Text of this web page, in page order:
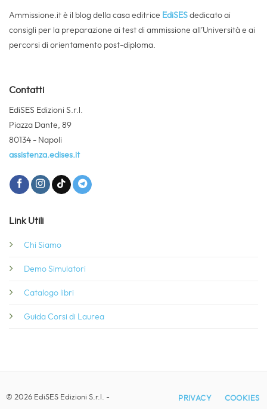
Ammissione.it è il blog della casa editrice EdiSES dedicato ai
consigli per la preparazione ai test di ammissione all’Università e ai
percorsi di orientamento post-diploma.
Contatti
EdiSES Edizioni S.r.l.
Piazza Dante, 89
80134 - Napoli
assistenza.edises.it
Link Utili
Chi Siamo
Demo Simulatori
Catalogo libri
Guida Corsi di Laurea
© 2026 EdiSES Edizioni S.r.l. -
PRIVACY COOKIES